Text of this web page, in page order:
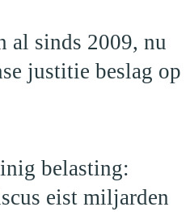
al sinds 2009, nu
justitie beslag op
belasting:
eist miljarden